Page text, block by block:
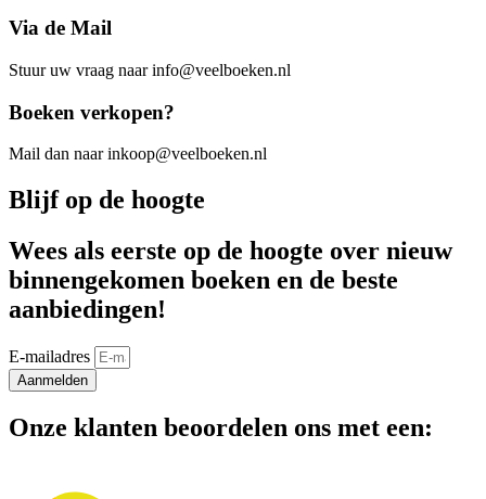
Via de Mail
Stuur uw vraag naar info@veelboeken.nl
Boeken verkopen?
Mail dan naar inkoop@veelboeken.nl
Blijf op de hoogte
Wees als eerste op de hoogte over nieuw
binnengekomen boeken en de beste
aanbiedingen!
E-mailadres
Aanmelden
Onze klanten beoordelen ons met een: